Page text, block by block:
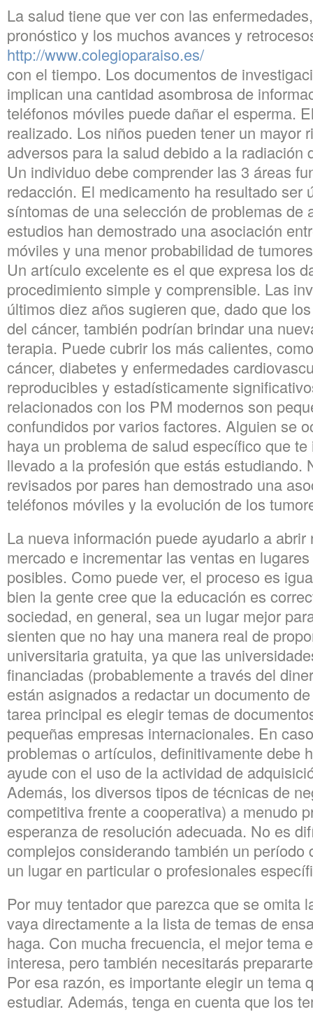
La salud tiene que ver con las
pronóstico y los muchos avances y
http://www.colegioparaiso.es/
con el tiempo. Los documentos de
implican una cantidad asombrosa de
teléfonos móviles puede dañar el esperma.
realizado. Los niños pueden tener un mayor
adversos para la salud debido a la radiación
Un individuo debe comprender las 3 áreas
redacción. El medicamento ha resultado ser
síntomas de una selección de problemas de
estudios han demostrado una asociación
móviles y una menor probabilidad de
Un artículo excelente es el que expresa los
procedimiento simple y comprensible. Las
últimos diez años sugieren que, dado que
del cáncer, también podrían brindar una
terapia. Puede cubrir los más calientes,
cáncer, diabetes y enfermedades
reproducibles y estadísticamente
relacionados con los PM modernos son
confundidos por varios factores. Alguien se
haya un problema de salud específico que
llevado a la profesión que estás estudiando.
revisados por pares han demostrado una
teléfonos móviles y la evolución de los
La nueva información puede ayudarlo a
mercado e incrementar las ventas en
posibles. Como puede ver, el proceso es
bien la gente cree que la educación es
sociedad, en general, sea un lugar mejor
sienten que no hay una manera real de
universitaria gratuita, ya que las
financiadas (probablemente a través del
están asignados a redactar un documento
tarea principal es elegir temas de
pequeñas empresas internacionales. En
problemas o artículos, definitivamente debe
ayude con el uso de la actividad de
Además, los diversos tipos de técnicas de
competitiva frente a cooperativa) a menudo
esperanza de resolución adecuada. No es
complejos considerando también un período
un lugar en particular o profesionales
Por muy tentador que parezca que se omita
vaya directamente a la lista de temas de
haga. Con mucha frecuencia, el mejor tema
interesa, pero también necesitarás
Por esa razón, es importante elegir un tema
estudiar. Además, tenga en cuenta que los